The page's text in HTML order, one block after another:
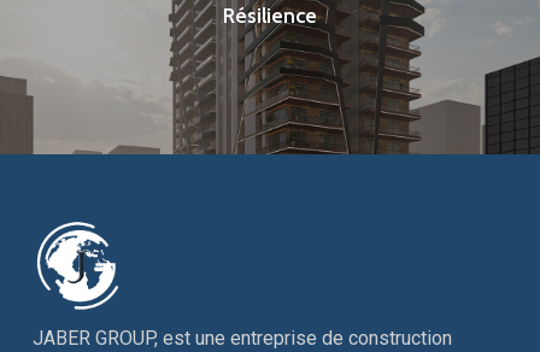
Résilience
JABER GROUP, est une entreprise de construction